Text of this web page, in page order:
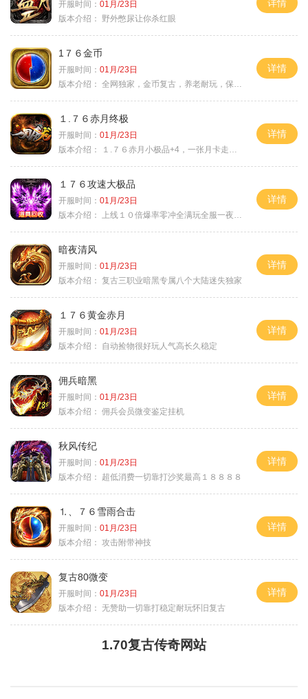
开服时间： 01月/23日
版本介绍：
野外憋尿让你杀红眼
详情
1７６金币
开服时间： 01月/23日
版本介绍： 全网独家，金币复古，养老耐玩，保底回収
详情
１.７６赤月终极
开服时间： 01月/23日
版本介绍：
１.７６赤月小极品+4，一张月卡走天涯c
详情
１７６攻速大极品
开服时间： 01月/23日
版本介绍：
上线１０倍爆率零冲全满玩全服一夜终极
详情
暗夜清风
开服时间： 01月/23日
版本介绍： 复古三职业暗黑专属八个大陆迷失独家
详情
１７６黄金赤月
开服时间： 01月/23日
版本介绍：
自动捡物很好玩人气高长久稳定
详情
佣兵暗黑
开服时间： 01月/23日
版本介绍： 佣兵会员微变鉴定挂机
详情
秋风传纪
开服时间： 01月/23日
版本介绍：
超低消费一切靠打沙奖最高１８８８８
详情
⒈、７６雪雨合击
开服时间： 01月/23日
版本介绍： 攻击附带神技
详情
复古80微变
开服时间： 01月/23日
版本介绍： 无赞助一切靠打稳定耐玩怀旧复古
详情
1.70复古传奇网站